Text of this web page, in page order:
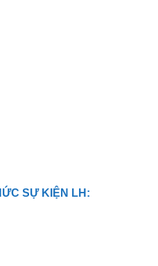
SỰ KIỆN LH: